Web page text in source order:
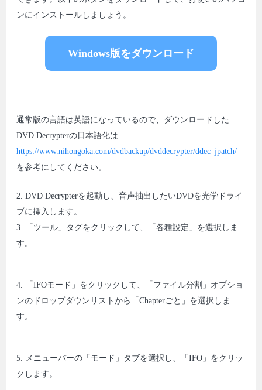
ンにインストールしましょう。
Windows版をダウンロード
通常版の言語は英語になっているので、ダウンロードした
DVD Decrypterの日本語化は
https://www.nihongoka.com/dvdbackup/dvddecrypter/ddec_jpatch/
を参考にしてください。
2. DVD Decrypterを起動し、音声抽出したいDVDを光学ドライ
ブに挿入します。
3. 「ツール」タグをクリックして、「各種設定」を選択しま
す。
4. 「IFOモード」をクリックして、「ファイル分割」オプショ
ンのドロップダウンリストから「Chapterごと」を選択しま
す。
5. メニューバーの「モード」タブを選択し、「IFO」をクリッ
クします。